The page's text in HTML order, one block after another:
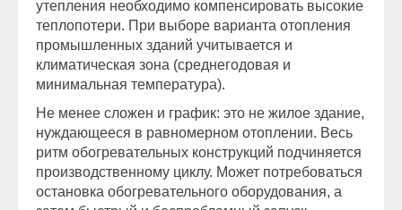
утепления необходимо компенсировать высокие
теплопотери. При выборе варианта отопления
промышленных зданий учитывается и
климатическая зона (среднегодовая и
минимальная температура).
Не менее сложен и график: это не жилое здание,
нуждающееся в равномерном отоплении. Весь
ритм обогревательных конструкций подчиняется
производственному циклу. Может потребоваться
остановка обогревательного оборудования, а